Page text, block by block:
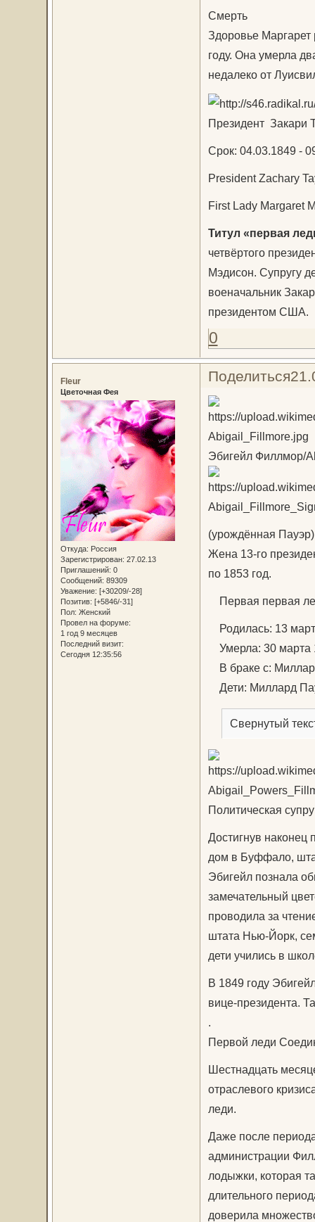
Смерть
Здоровье Маргарет
году. Она умерла
недалеко от
Президент Закари
Срок: 04.03.1849 -
President Zachary
First Lady Margaret
Титул «первая
четвёртого
Мэдисон. Супругу
военачальник
президентом США.
0
Поделиться
Fleur
Цветочная Фея
Откуда: Россия
Зарегистрирован: 27.02.13
Приглашений: 0
Сообщений: 89309
Уважение: [+30209/-28]
Позитив: [+5846/-31]
Пол: Женский
Провел на форуме:
1 год 9 месяцев
Последний визит:
Сегодня 12:35:56
Эбигейл Филлмор/
(урождённая
Жена 13-го
по 1853 год.
Первая первая
Родилась: 13
Умерла: 30 марта
В браке с:
Дети: Миллард
Свернутый
Политическая
Достигнув наконец
дом в Буффало,
Эбигейл познала
замечательный
проводила за
штата Нью-Йорк,
дети учились в
В 1849 году
вице-президента.
.
Первой леди
Шестнадцать
отраслевого
леди.
Даже после
администрации
лодыжки, которая
длительного
доверила